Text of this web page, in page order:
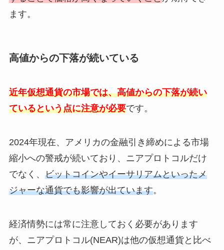
ます。
高値からの下落が続いている
近年仮想通貨の市場では、高値からの下落が続い
ているという点に注意が必要です。
2024年現在、アメリカの金融引き締めによる市場
縮小への警戒が続いており、ニアプロトコルだけ
でなく、 ビットコインやイーサリアムといったメ
ジャーな通貨でも影響が出ています。
経済情勢には常に注意しておく必要があります
が、ニアプロトコル(NEAR)は他の仮想通貨と比べ